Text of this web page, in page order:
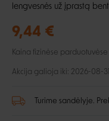
lengvesnės už įprastą
9,44 €
Kaina fizinėse parduotuvėse
Akcija galioja iki: 2026-08-31
Turime sandėlyje.